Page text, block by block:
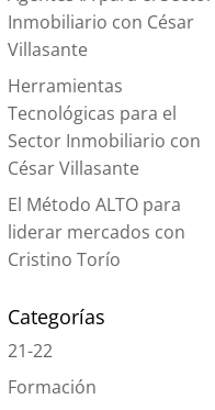
Inmobiliario con César
Villasante
Herramientas
Tecnológicas para el
Sector Inmobiliario con
César Villasante
El Método ALTO para
liderar mercados con
Cristino Torío
Categorías
21-22
Formación